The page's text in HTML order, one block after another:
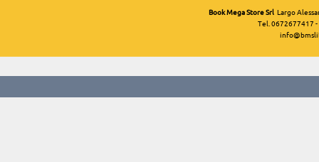
Book Mega Store SrlLargo
Tel. 0672677417